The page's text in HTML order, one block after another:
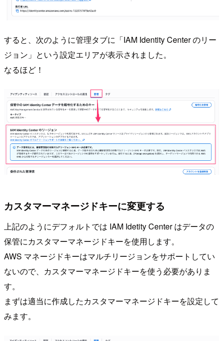
すると、次のように管理タブに「IAM Identity Center のリー
ジョン」という設定エリアが表示されました。
なるほど！
カスタマーマネージドキーに変更する
上記のようにデフォルトでは IAM Idetity Center はデータの
保管にカスタマーマネージドキーを使用します。
AWS マネージドキーはマルチリージョンをサポートしてい
ないので、カスタマーマネージドキーを使う必要がありま
す。
まずは適当に作成したカスタマーマネージドキーを設定して
みます。